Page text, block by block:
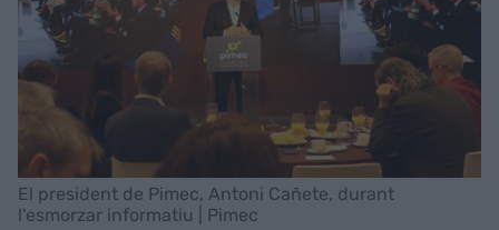
El president de Pimec, Antoni Cañete, durant
l'esmorzar informatiu | Pimec